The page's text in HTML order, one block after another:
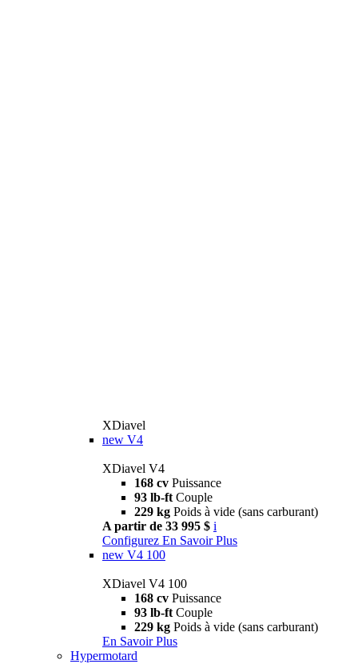
XDiavel
new V4
XDiavel V4
168 cv Puissance
93 lb-ft Couple
229 kg Poids à vide (sans carburant)
A partir de 33 995 $ i
Configurez En Savoir Plus
new V4 100
XDiavel V4 100
168 cv Puissance
93 lb-ft Couple
229 kg Poids à vide (sans carburant)
En Savoir Plus
Hypermotard